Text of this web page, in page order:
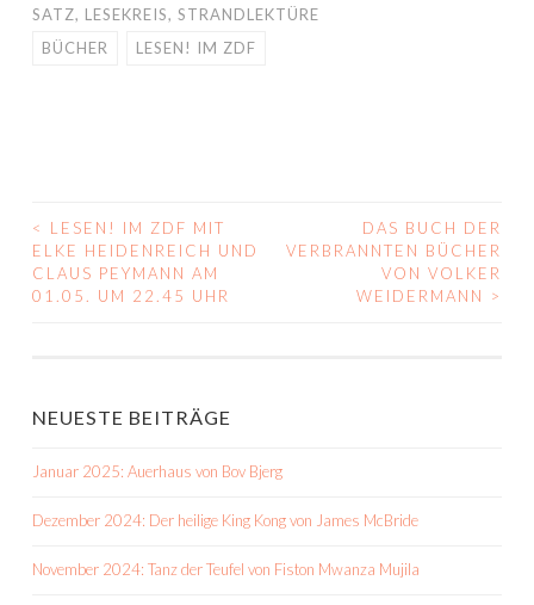
SATZ, LESEKREIS, STRANDLEKTÜRE
BÜCHER
LESEN! IM ZDF
BEITRAGS-
NAVIGATION
<
LESEN! IM ZDF MIT
ELKE HEIDENREICH UND
CLAUS PEYMANN AM
01.05. UM 22.45 UHR
DAS BUCH DER
VERBRANNTEN BÜCHER
VON VOLKER
WEIDERMANN
>
NEUESTE BEITRÄGE
Januar 2025: Auerhaus von Bov Bjerg
Dezember 2024: Der heilige King Kong von James McBride
November 2024: Tanz der Teufel von Fiston Mwanza Mujila